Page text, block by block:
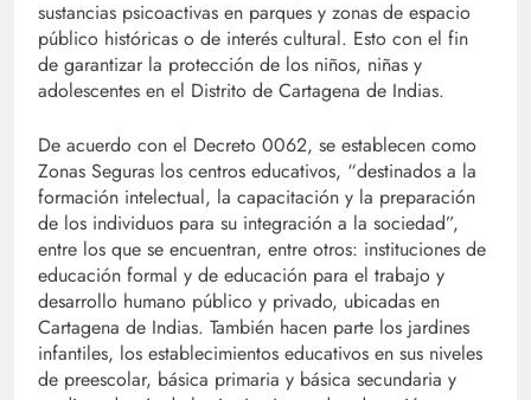
sustancias psicoactivas en parques y zonas de espacio
público históricas o de interés cultural. Esto con el fin
de garantizar la protección de los niños, niñas y
adolescentes en el Distrito de Cartagena de Indias.
De acuerdo con el Decreto 0062, se establecen como
Zonas Seguras los centros educativos, “destinados a la
formación intelectual, la capacitación y la preparación
de los individuos para su integración a la sociedad”,
entre los que se encuentran, entre otros: instituciones de
educación formal y de educación para el trabajo y
desarrollo humano público y privado, ubicadas en
Cartagena de Indias. También hacen parte los jardines
infantiles, los establecimientos educativos en sus niveles
de preescolar, básica primaria y básica secundaria y